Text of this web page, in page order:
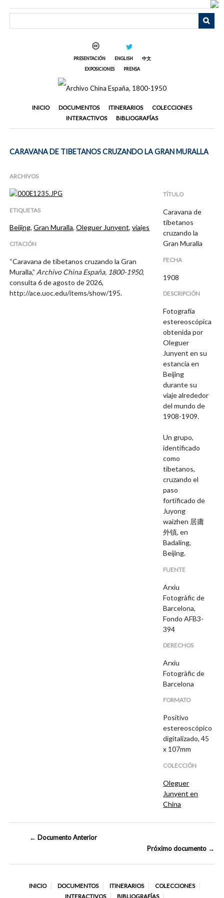
PRESENTACIÓN ENGLISH
中文
EXPOSICIONES
PRENSA
INICIO DOCUMENTOS ITINERARIOS
COLECCIONES
INTERACTIVOS
BIBLIOGRAFÍAS
CARAVANA DE TIBETANOS CRUZANDO LA GRAN MURALLA
ARCHIVOS
ETIQUETAS
Beijing,Gran Muralla,Oleguer Junyent,viajes
CITACIÓN
“Caravana de tibetanos cruzando la Gran
Muralla,” Archivo China España, 1800-1950,
consulta 6 de agosto de 2026,
http://ace.uoc.edu/items/show/195.
TÍTULO
Caravana de
tibetanos
cruzando la
Gran Muralla
FECHA
1908
DESCRIPCIÓN
Fotografía
estereoscópica
obtenida por
Oleguer
Junyent en su
estancia en
Beijing
durante su
viaje alrededor
del mundo de
1908-1909.
Un grupo,
identificado
como
tibetanos,
cruzando el
paso
fortificado de
Juyong
waizhen 居庸
外镇, en
Badaling,
Beijing.
FUENTE
Arxiu
Fotogràfic de
Barcelona,
Fondo AFB3-
394
DERECHOS
Arxiu
Fotogràfic de
Barcelona
FORMATO
Positivo
estereoscópico
digitalizado, 45
x 107mm
COLECCIÓN
Oleguer
Junyent en
China
← Documento Anterior
Próximo documento →
INICIO DOCUMENTOS ITINERARIOS
COLECCIONES
INTERACTIVOS
BIBLIOGRAFÍAS